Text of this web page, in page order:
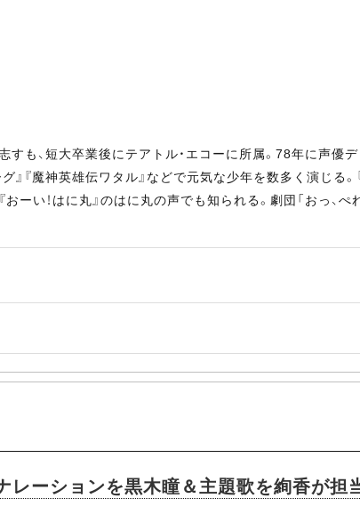
も、短大卒業後にテアトル・エコーに所属。78年に声優
『魔神英雄伝ワタル』などで元気な少年を数多く演じる。
ーい！はに丸』のはに丸の声でも知られる。劇団「おっ、ぺ
ーションを黒木瞳＆主題歌を絢香が担